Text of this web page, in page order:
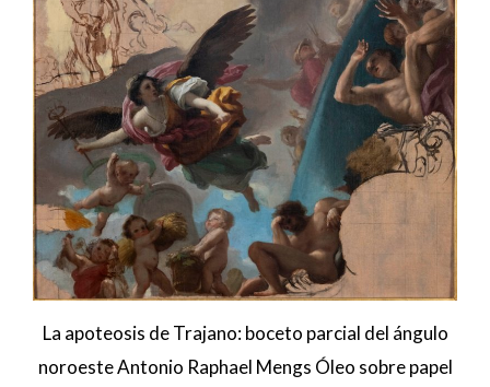
La apoteosis de Trajano: boceto parcial del ángulo
noroeste Antonio Raphael Mengs Óleo sobre papel